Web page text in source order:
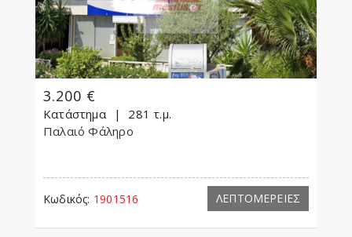
3.200 €
Κατάστημα
281 τ.μ.
Παλαιό Φάληρο
Κωδικός: 1901516 ΛΕΠΤΟΜΕΡΕΙΕΣ